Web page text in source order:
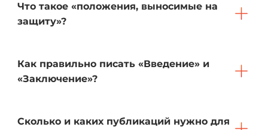
Что такое «положения, выносимые на
защиту»?
Как правильно писать «Введение» и
«Заключение»?
Сколько и каких публикаций нужно для